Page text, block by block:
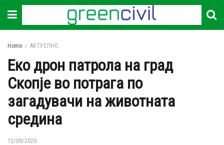
Home АКТУЕЛНО
Еко дрон патрола на град
Скопје во потрага по
загадувачи на животната
средина
13/09/2020